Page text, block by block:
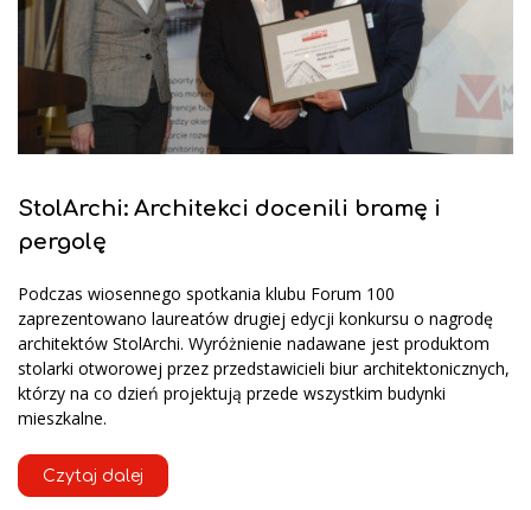
StolArchi: Architekci docenili bramę i
pergolę
Podczas wiosennego spotkania klubu Forum 100
zaprezentowano laureatów drugiej edycji konkursu o nagrodę
architektów StolArchi. Wyróżnienie nadawane jest produktom
stolarki otworowej przez przedstawicieli biur architektonicznych,
którzy na co dzień projektują przede wszystkim budynki
mieszkalne.
Czytaj dalej